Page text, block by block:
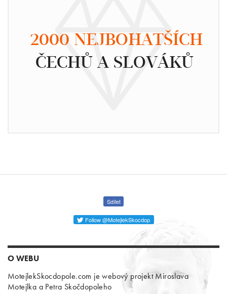
2000 NEJBOHATŠÍCH
ČECHŮ A SLOVÁKŮ
Sdílet
Follow @MotejlekSkocdop
O WEBU
MotejlekSkocdopole.com je webový projekt Miroslava
Motejlka a Petra Skočdopoleho